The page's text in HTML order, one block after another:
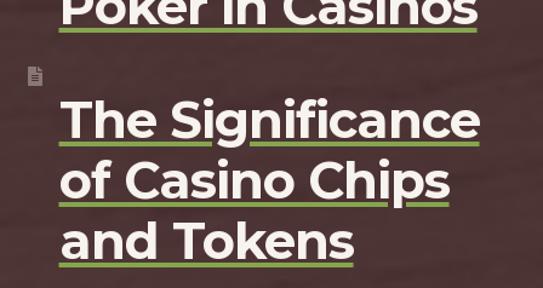
The Significance
of Casino Chips
and Tokens